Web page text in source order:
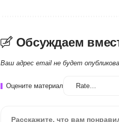
Обсуждаем
Ваш адрес email не будет
Оцените материал